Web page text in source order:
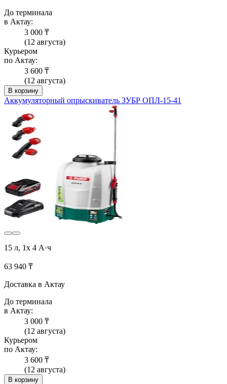
До терминала
в Актау:
3 000 ₸
(12 августа)
Курьером
по Актау:
3 600 ₸
(12 августа)
В корзину
Аккумуляторный опрыскиватель ЗУБР ОПЛ-15-41
15 л, 1х 4 А·ч
63 940 ₸
Доставка в Актау
До терминала
в Актау:
3 000 ₸
(12 августа)
Курьером
по Актау:
3 600 ₸
(12 августа)
В корзину